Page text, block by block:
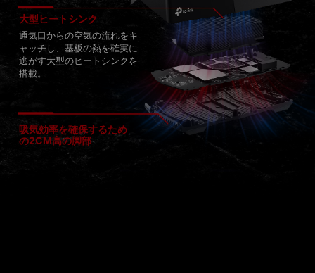
大型ヒートシンク
通気口からの空気の流れをキ
ャッチし、基板の熱を確実に
逃がす大型のヒートシンクを
搭載。
吸気効率を確保するため
の2CM高の脚部